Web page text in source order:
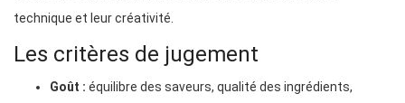
technique et leur créativité.
Les critères de jugement
Goût : équilibre des saveurs, qualité des ingrédients,